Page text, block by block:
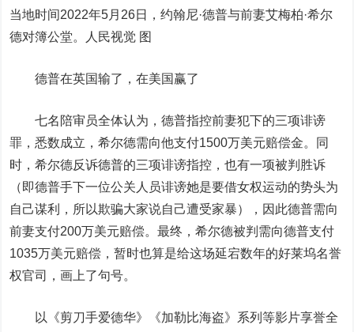
当地时间2022年5月26日，约翰尼·德普与前妻艾梅柏·希尔
德对簿公堂。人民视觉 图
德普在英国输了，在美国赢了
七名陪审员全体认为，德普指控前妻犯下的三项诽谤
罪，悉数成立，希尔德需向他支付1500万美元赔偿金。同
时，希尔德反诉德普的三项诽谤指控，也有一项被判胜诉
（即德普手下一位公关人员诽谤她是要借女权运动的势头为
自己谋利，所以欺骗大家说自己遭受家暴），因此德普需向
前妻支付200万美元赔偿。最终，希尔德被判需向德普支付
1035万美元赔偿，暂时也算是给这场延宕数年的好莱坞名誉
权官司，画上了句号。
以《剪刀手爱德华》《加勒比海盗》系列等影片享誉全